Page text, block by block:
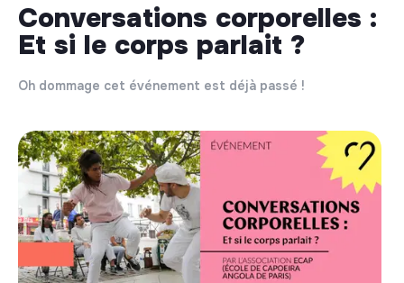
Conversations corporelles :
Et si le corps parlait ?
Oh dommage cet événement est déjà passé !